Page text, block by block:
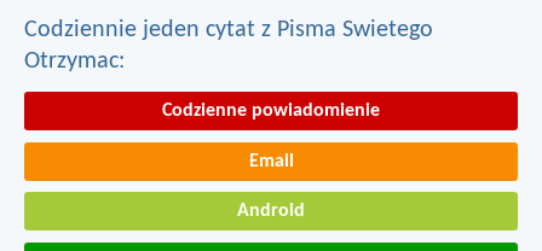
Codziennie jeden cytat z Pisma Swietego
Otrzymac:
Codzienne powiadomienie
Email
Android